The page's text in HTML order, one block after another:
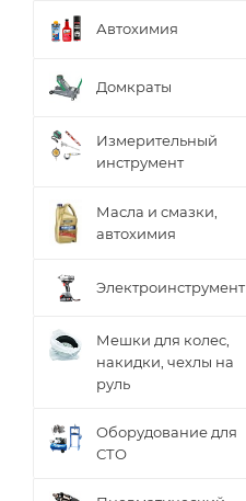
Автохимия
Домкраты
Измерительный
инструмент
Масла и смазки,
автохимия
Электроинструмент
Мешки для колес,
накидки, чехлы на
руль
Оборудование для
СТО